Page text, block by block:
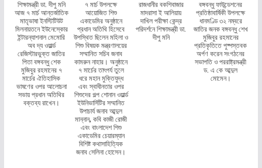
শিক্ষামন্ত্রী ডা. দীপু মনি
আজ ৭ মার্চ আন্তর্জাতিক
মাতৃভাষা ইনস্টিটিউট
মিলনায়তনে ইউনেস্কোর
ইন্টারন্যাশনাল মেমোরি
অব দ্য ওয়ার্ল্ড
রেজিস্টারভুক্ত জাতির
পিতা বঙ্গবন্ধু শেক
মুজিবুর রহমানের ৭
মার্চের ঐতিহাসিক
ভাষণের ওপর আলোচনা
সভায় প্রধান অতিথির
বক্তব্য রাখেন।
৭ মার্চ উপলক্ষে
আয়োজিত শিশু
একাডেমির অনুষ্ঠানে
প্রধান অতিথি হিসেবে
উপস্থিত ছিলেন মহিলা ও
শিশু বিষয়ক মন্ত্রণালয়ের
সম্মানিত সচিব জনাব
কামরুন নাহার। অনুষ্ঠানে
৭ মার্চের তাৎপর্য তুলে
ধরে মহান মুক্তিযুদ্ধ
এবং স্বাধীনতার ওপর
শিশুদের গল্প শোনান ওয়ার্ল্ড
ইউনিভার্সিটির সম্মানিত
উপাচার্য জনাব আব্দুল
মান্নান, কবি কাজী রোজী
এবং বাংলাদেশ শিশু
একাডেমির চেয়ারম্যান
বিশিষ্ট কথাসাহিত্যিক
জনাব সেলিনা হোসেন।
রাজধানীর বকশিবাজার
মাদরাসা ই আলিয়ায়
দাখিল পরীক্ষা কেন্দ্র
পরিদর্শনে শিক্ষামন্ত্রী ডা.
দীপু মনি
বঙ্গবন্ধু ফাউন্ডেশনের
প্রতিষ্ঠাবার্ষিকী উপলক্ষে
ধানমণ্ডি ৩২ নম্বরে
জাতির জনক বঙ্গবন্ধু শেখ
মুজিবুর রহমানের
প্রতিকৃতিতে পুষ্পস্তবক
অর্পণ করেন সংগঠনের
সভাপতি ও পররাষ্ট্রমন্ত্রী
ড. এ কে আব্দুল
মোমেন।